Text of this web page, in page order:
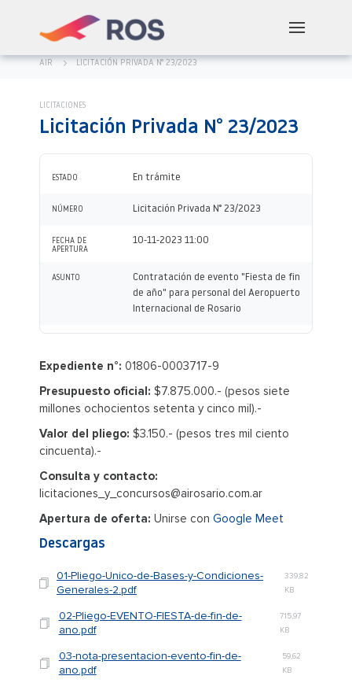
AIR LICITACIÓN PRIVADA N° 23/2023
LICITACIONES
Licitación Privada N° 23/2023
ESTADO En trámite
NÚMERO Licitación Privada N° 23/2023
FECHA DE
APERTURA
10-11-2023 11:00
ASUNTO
Contratación de evento "Fiesta de fin
de año" para personal del Aeropuerto
Internacional de Rosario
Expediente n°: 01806-0003717-9
Presupuesto oficial: $7.875.000.- (pesos siete
millones ochocientos setenta y cinco mil).-
Valor del pliego: $3.150.- (pesos tres mil ciento
cincuenta).-
Consulta y contacto:
licitaciones_y_concursos@airosario.com.ar
Apertura de oferta: Unirse con Google Meet
Descargas
01-Pliego-Unico-de-Bases-y-Condiciones-
Generales-2.pdf
339,82
KB
02-Pliego-EVENTO-FIESTA-de-fin-de-
ano.pdf
715,97
KB
03-nota-presentacion-evento-fin-de-
ano.pdf
59,62
KB